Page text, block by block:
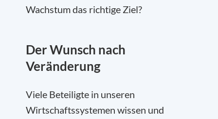
Wachstum das richtige Ziel?
Der Wunsch nach
Veränderung
Viele Beteiligte in unseren
Wirtschaftssystemen wissen und